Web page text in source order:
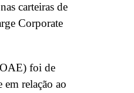
carteiras de
Corporate
foi de
em relação ao